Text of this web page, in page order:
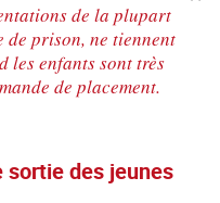
de la plupart
de prison, ne tiennent
les enfants sont très
de placement.
sortie des jeunes